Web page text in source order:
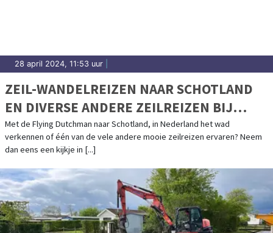
28 april 2024, 11:53 uur
ZEIL-WANDELREIZEN NAAR SCHOTLAND
EN DIVERSE ANDERE ZEILREIZEN BIJ
ZEILEN MET INI
Met de Flying Dutchman naar Schotland, in Nederland het wad
verkennen of één van de vele andere mooie zeilreizen ervaren? Neem
dan eens een kijkje in [...]